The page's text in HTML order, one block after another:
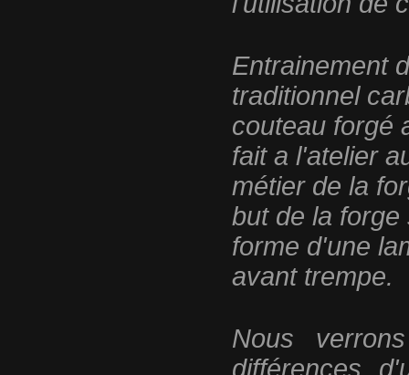
Entrainement
traditionnel
couteau forgé
fait a l'atelier
métier de la
but de la
forme d'une
avant trempe.
Nous
différences